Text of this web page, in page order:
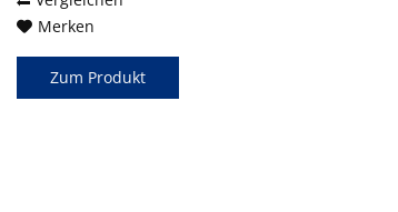
Merken
Zum Produkt